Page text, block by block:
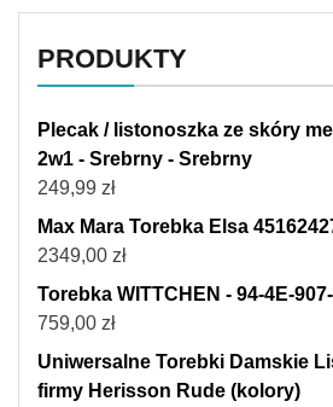
PRODUKTY
Plecak / listonoszka ze skóry
2w1 - Srebrny - Srebrny
249,99 zł
Max Mara Torebka Elsa
2349,00 zł
Torebka WITTCHEN - 94-4E-
759,00 zł
Uniwersalne Torebki Damskie
firmy Herisson Rude (kolory)